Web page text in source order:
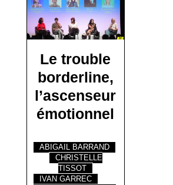
Le trouble
borderline,
l’ascenseur
émotionnel
ABIGAIL BARRAND
CHRISTELLE
TISSOT
IVAN GARREC